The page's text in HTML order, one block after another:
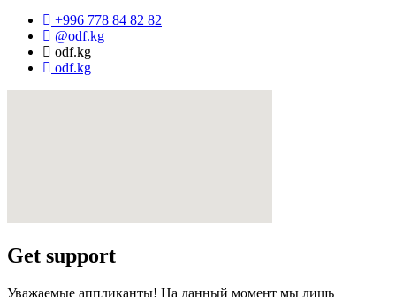
+996 778 84 82 82
@odf.kg
odf.kg
odf.kg
Get support
Уважаемые аппликанты! На данный момент мы лишь